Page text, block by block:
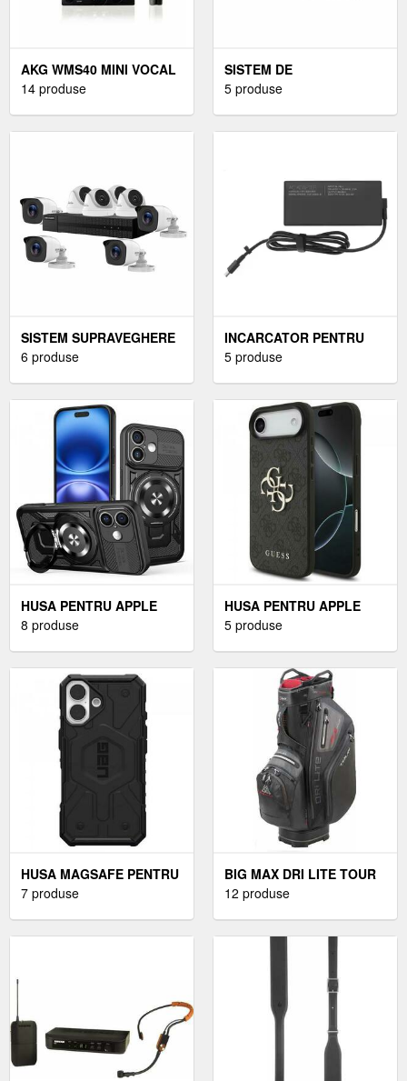
AKG WMS40 MINI VOCAL
MICROFON DE MÂNĂ
14 produse
SISTEM DE
SUPRAVEGHERE
5 produse
SISTEM SUPRAVEGHERE
4 CAMERE DOME FULL
6 produse
INCARCATOR PENTRU
ASUS ROG ZEPHYRUS
5 produse
HUSA PENTRU APPLE
IPHONE 16, TECHSUIT
8 produse
HUSA PENTRU APPLE
IPHONE AIR, GUESS, 4G
5 produse
HUSA MAGSAFE PENTRU
APPLE IPHONE 17,
7 produse
BIG MAX DRI LITE TOUR
GEANTA PENTRU GOLF
12 produse